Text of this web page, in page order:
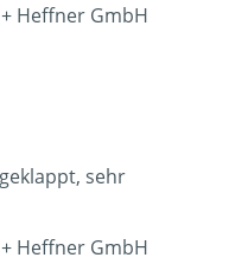
Heffner GmbH
sehr
Heffner GmbH